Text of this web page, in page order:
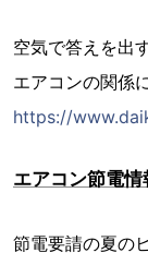
空気で答えを出
エアコンの関係
https://
エアコン節電情
節電要請の夏の